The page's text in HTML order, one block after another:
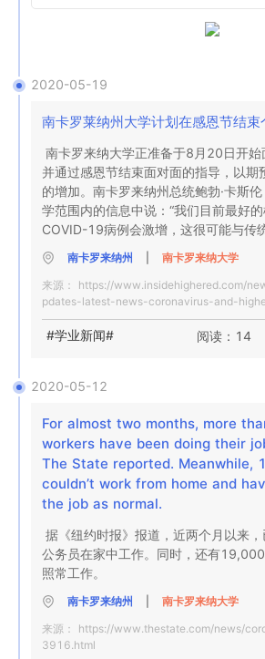
2020-05-19
南卡罗莱纳州大学计划在感恩节结束
南卡罗来纳大学正准备于8月20日开始
并通过感恩节结束面对面的指导，以
的增加。南卡罗来纳州总统鲍勃·卡斯
学范围内的信息中说：“我们目前最好
COVID-19病例会激增，这很可能与传
合。”
南卡罗来纳州
南卡罗来纳大学
来源： https://www.insidehighered.com/
pdates-latest-news-coronavirus-and-
#学业新闻# 阅读：14
2020-05-12
For almost two months, more
workers have been doing their
The State reported. Meanwhile,
couldn’t work from home and
the job as normal.
据《纽约时报》报道，近两个月以来
公务员在家中工作。同时，还有
照常工作。
南卡罗来纳州
南卡罗来纳大学
来源： https://www.thestate.com/news/
3916.html